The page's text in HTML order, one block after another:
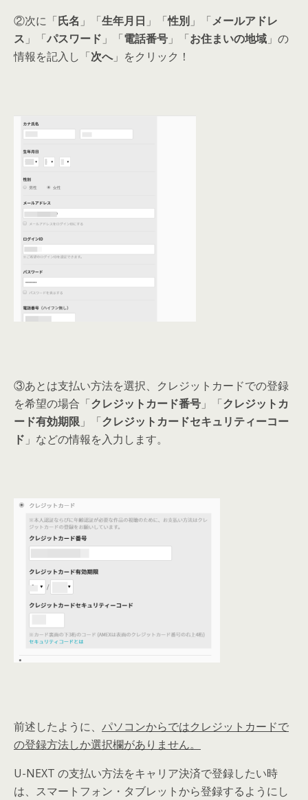
②次に「氏名 」「生年月日 」「性別 」「メールアドレ
ス 」「パスワード 」「電話番号 」「お住まいの地域 」の
情報を記入し「次へ」をクリック！
③あとは支払い方法を選択、クレジットカードでの登録
を希望の場合「クレジットカード番号 」「クレジットカ
ード有効期限」「クレジットカードセキュリティーコー
ド 」などの情報を入力します。
前述したように、 パソコンからではクレジットカードで
の登録方法しか選択欄がありません。
U-NEXT の支払い方法をキャリア決済で登録したい時
は、スマートフォン・タブレットから登録するようにし